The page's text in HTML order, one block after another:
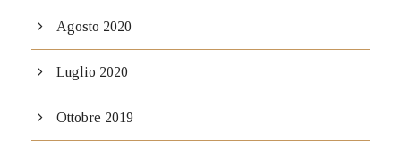
Agosto 2020
Luglio 2020
Ottobre 2019